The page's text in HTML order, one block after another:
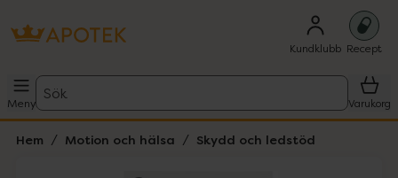
Kundklubb Recept
Meny
Sök
Varukorg
Hem Motion och hälsa Skydd och ledstöd